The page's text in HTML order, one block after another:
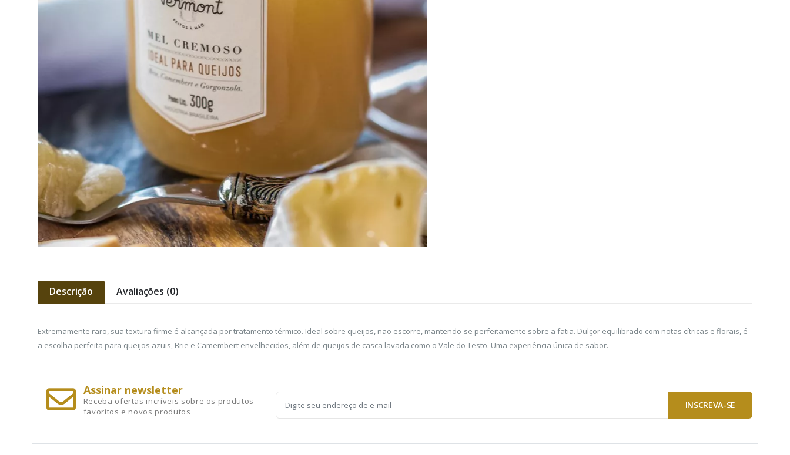
Descrição Avaliações (0)
Extremamente raro, sua textura firme é alcançada por tratamento térmico. Ideal sobre queijos, não escorre, mantendo-se perfeitamente sobre a fatia. Dulçor equilibrado com notas cítricas e florais, é
a escolha perfeita para queijos azuis, Brie e Camembert envelhecidos, além de queijos de casca lavada como o Vale do Testo. Uma experiência única de sabor.
Assinar newsletter
Receba ofertas incríveis sobre os produtos
favoritos e novos produtos
INSCREVA-SE